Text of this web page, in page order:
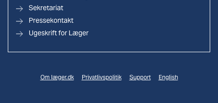
Sekretariat
Pressekontakt
Ugeskrift for Læger
Om læger.dk Privatlivspolitik Support English